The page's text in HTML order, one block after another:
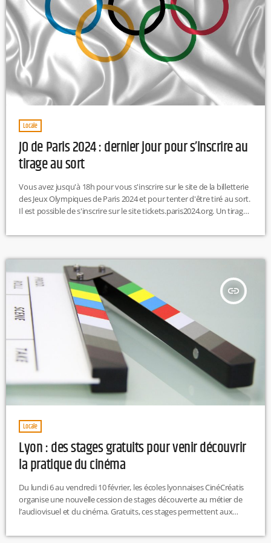
Locale
JO de Paris 2024 : dernier jour pour s’inscrire au
tirage au sort
Vous avez jusqu'à 18h pour vous s'inscrire sur le site de la billetterie
des Jeux Olympiques de Paris 2024 et pour tenter d'être tiré au sort.
Il est possible de s'inscrire sur le site tickets.paris2024.org. Un tirage
créneaux d'achat. Les personnes tirés au sort, pourront, entre le 15
2024. […]
insert_link
Locale
Lyon : des stages gratuits pour venir découvrir
la pratique du cinéma
Du lundi 6 au vendredi 10 février, les écoles lyonnaises CinéCréatis
organise une nouvelle cession de stages découverte au métier de
l’audiovisuel et du cinéma. Gratuits, ces stages permettent aux
cinéma. Les lycéens de terminale et les étudiants en réorientation